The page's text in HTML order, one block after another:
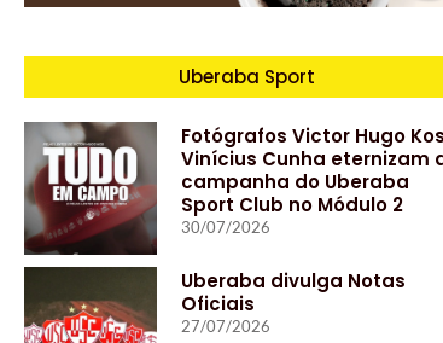
Uberaba Sport
Fotógrafos Victor Hugo
Vinícius Cunha eternizam
campanha do Uberaba
Sport Club no Módulo 2
30/07/2026
Uberaba divulga Notas
Oficiais
27/07/2026